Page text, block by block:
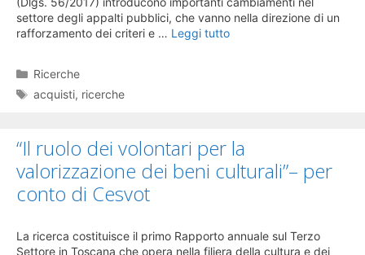
settore degli appalti pubblici, che vanno nella direzione di un
rafforzamento dei criteri e … Leggi tutto
Categorie
Ricerche
Tag
acquisti, ricerche
“Il ruolo dei volontari per la
valorizzazione dei beni culturali”– per
conto di Cesvot
La ricerca costituisce il primo Rapporto annuale sul Terzo
Settore in Toscana che opera nella filiera della cultura e dei